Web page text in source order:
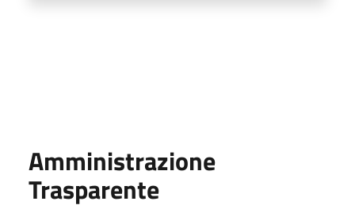
Amministrazione
Trasparente